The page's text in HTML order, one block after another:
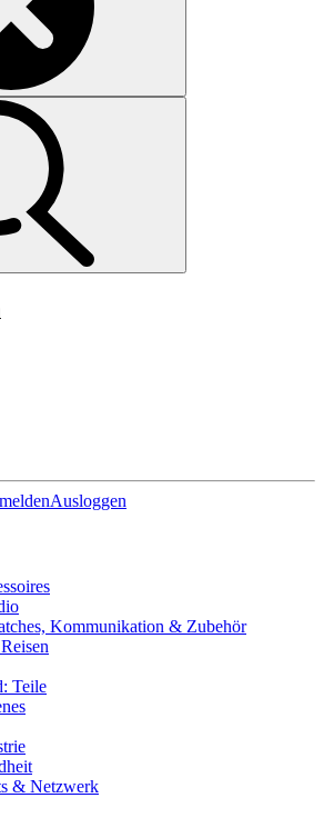
Ausloggen
Kommunikation & Zubehör
Teile
& Netzwerk